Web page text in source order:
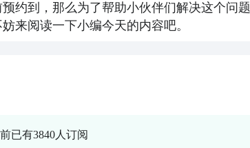
约到，那么为了帮助小伙伴们解决这个问
来阅读一下小编今天的内容吧。
已有3840人订阅